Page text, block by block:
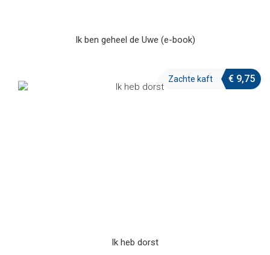
Ik ben geheel de Uwe (e-book)
Ik heb dorst
Zachte kaft € 9,75